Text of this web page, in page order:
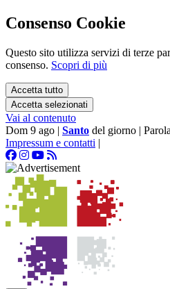
Consenso Cookie
Questo sito utilizza servizi di terze
consenso. Scopri di più
Accetta tutto
Accetta selezionati
Vai al contenuto
Dom 9 ago | Santo del giorno |
Impressum e contatti |